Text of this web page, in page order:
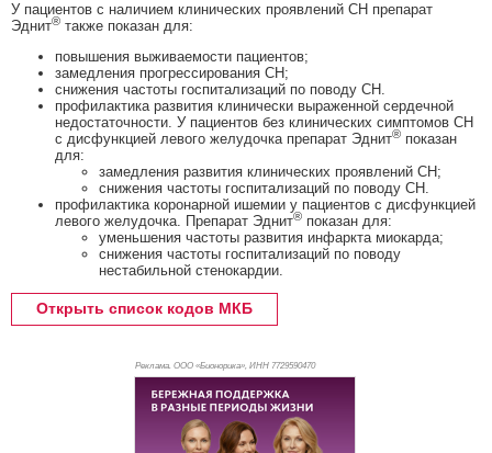
У пациентов с наличием клинических проявлений СН препарат
Эднит® также показан для:
повышения выживаемости пациентов;
замедления прогрессирования СН;
снижения частоты госпитализаций по поводу СН.
профилактика развития клинически выраженной сердечной
недостаточности. У пациентов без клинических симптомов СН
с дисфункцией левого желудочка препарат Эднит® показан
для:
замедления развития клинических проявлений СН;
снижения частоты госпитализаций по поводу СН.
профилактика коронарной ишемии у пациентов с дисфункцией
левого желудочка. Препарат Эднит® показан для:
уменьшения частоты развития инфаркта миокарда;
снижения частоты госпитализаций по поводу
нестабильной стенокардии.
Открыть список кодов МКБ
Реклама. ООО «Бионорика», ИНН 7729590470